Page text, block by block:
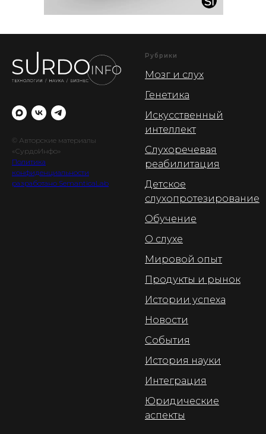
© Авторские материалы
«СурдоИнфо»
Политика
конфиденциальности
разработано SemanticaLab
Рубрики
Мозг и слух
Генетика
Искусственный
интеллект
Слухоречевая
реабилитация
Детское
слухопротезирование
Обучение
О слухе
Мировой опыт
Продукты и рынок
Истории успеха
Новости
События
История науки
Интеграция
Юридические
аспекты